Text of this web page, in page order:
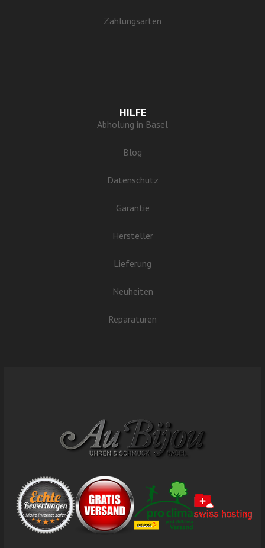
Zahlungsarten
HILFE
Abholung in Basel
Blog
Datenschutz
Garantie
Hersteller
Lieferung
Neuheiten
Reparaturen